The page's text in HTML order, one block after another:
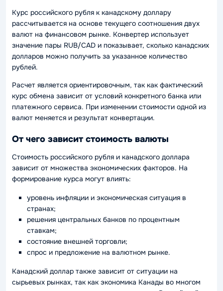
Курс российского рубля к канадскому доллару
рассчитывается на основе текущего соотношения двух
валют на финансовом рынке. Конвертер использует
значение пары RUB/CAD и показывает, сколько канадских
долларов можно получить за указанное количество
рублей.
Расчет является ориентировочным, так как фактический
курс обмена зависит от условий конкретного банка или
платежного сервиса. При изменении стоимости одной из
валют меняется и результат конвертации.
От чего зависит стоимость валюты
Стоимость российского рубля и канадского доллара
зависит от множества экономических факторов. На
формирование курса могут влиять:
уровень инфляции и экономическая ситуация в
странах;
решения центральных банков по процентным
ставкам;
состояние внешней торговли;
спрос и предложение на валютном рынке.
Канадский доллар также зависит от ситуации на
сырьевых рынках, так как экономика Канады во многом